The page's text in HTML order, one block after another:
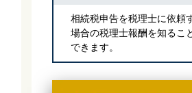
相続税申告を税理士に依頼
場合の税理士報酬を知るこ
できます。